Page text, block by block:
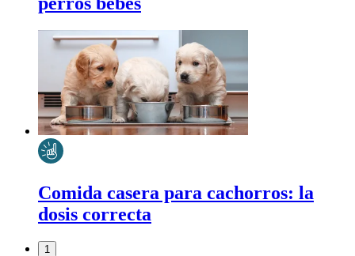
Comida casera para cachorros: la
dosis correcta
1